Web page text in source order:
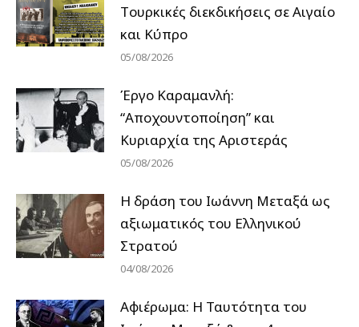
Tουρκικές διεκδικήσεις σε Αιγαίο
και Κύπρο
05/08/2026
Έργο Καραμανλή:
“Αποχουντοποίηση” και
Κυριαρχία της Αριστεράς
05/08/2026
H δράση του Ιωάννη Μεταξά ως
αξιωματικός του Ελληνικού
Στρατού
04/08/2026
Αφιέρωμα: Η Ταυτότητα του